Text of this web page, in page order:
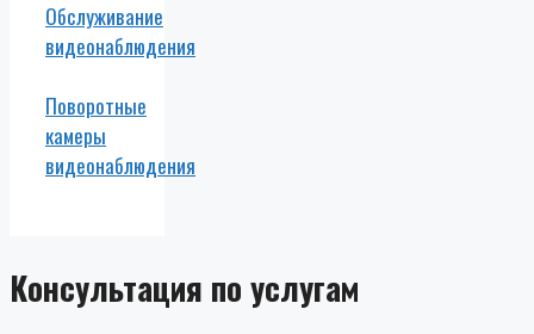
Обслуживание
видеонаблюдения
Поворотные
камеры
видеонаблюдения
Консультация по услугам